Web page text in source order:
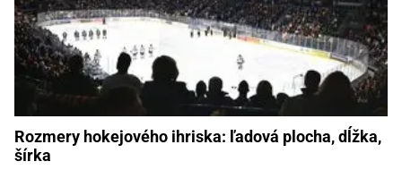
Rozmery hokejového ihriska: ľadová plocha, dĺžka,
šírka